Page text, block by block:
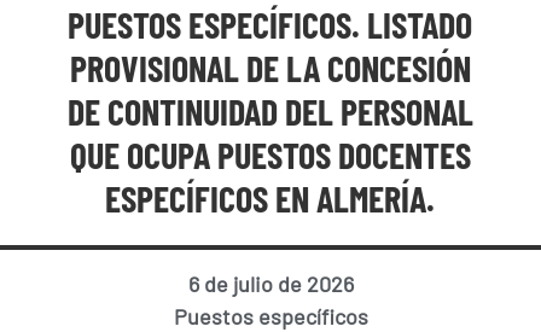
PUESTOS ESPECÍFICOS. LISTADO
PROVISIONAL DE LA CONCESIÓN
DE CONTINUIDAD DEL PERSONAL
QUE OCUPA PUESTOS DOCENTES
ESPECÍFICOS EN ALMERÍA.
6 de julio de 2026
Puestos específicos